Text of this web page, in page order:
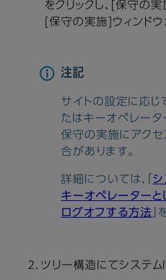
をクリックし、[保守の実
[保守の実施]ウィンドウ
注記
サイトの設定に応じ
たはキーオペレータ
保守の実施にアク
合があります。
詳細については、「
キーオペレーターと
ログオフする方法
2．ツリー構造にてシステ